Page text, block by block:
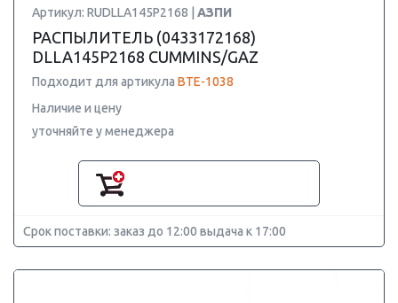
Артикул: RUDLLA145P2168 | АЗПИ
РАСПЫЛИТЕЛЬ (0433172168)
DLLA145P2168 CUMMINS/GAZ
Подходит для артикула BTE-1038
Наличие и цену
уточняйте у менеджера
Срок поставки: заказ до 12:00 выдача к 17:00